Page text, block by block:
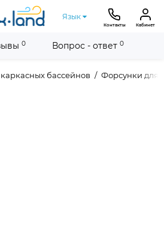
Язык
Контакты Кабинет
бассейнов Форсунки для
0 Вопрос - ответ 0